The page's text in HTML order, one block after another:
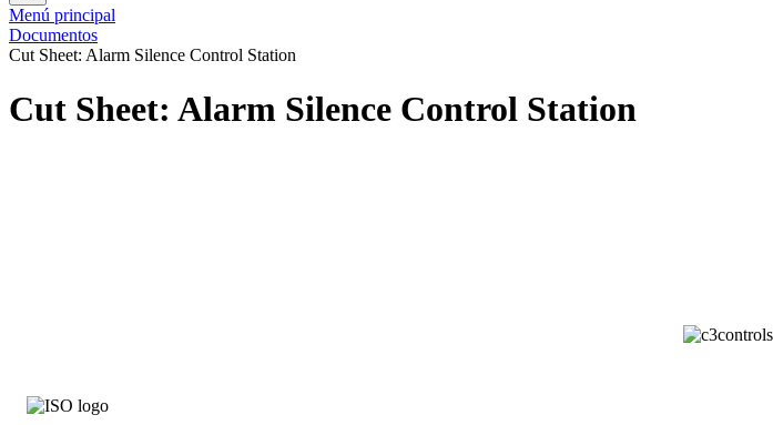
Menú principal
Documentos
Cut Sheet: Alarm Silence Control Station
Cut Sheet: Alarm Silence Control Station